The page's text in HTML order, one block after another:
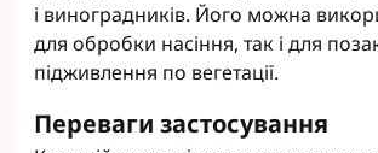
і виноградників. Його можна
для обробки насіння, так і для
підживлення по вегетації.
Переваги застосування